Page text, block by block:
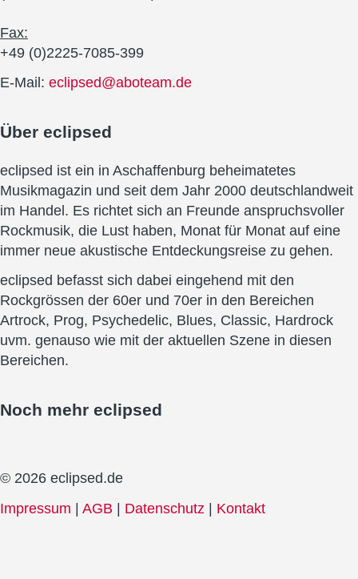
Fax:
+49 (0)2225-7085-399
E-Mail: eclipsed@aboteam.de
Über eclipsed
eclipsed ist ein in Aschaffenburg beheimatetes
Musikmagazin und seit dem Jahr 2000 deutschlandweit
im Handel. Es richtet sich an Freunde anspruchsvoller
Rockmusik, die Lust haben, Monat für Monat auf eine
immer neue akustische Entdeckungsreise zu gehen.
eclipsed befasst sich dabei eingehend mit den
Rockgrössen der 60er und 70er in den Bereichen
Artrock, Prog, Psychedelic, Blues, Classic, Hardrock
uvm. genauso wie mit der aktuellen Szene in diesen
Bereichen.
Noch mehr eclipsed
© 2026 eclipsed.de
Impressum | AGB | Datenschutz | Kontakt